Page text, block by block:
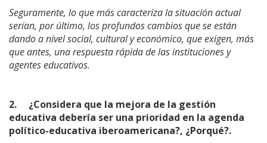
Seguramente, lo que más caracteriza la situación actual
serían, por último, los profundos cambios que se están
dando a nivel social, cultural y económico, que exigen, más
que antes, una respuesta rápida de las instituciones y
agentes educativos.
2. ¿Considera que la mejora de la gestión
educativa debería ser una prioridad en la agenda
político-educativa iberoamericana?, ¿Porqué?.